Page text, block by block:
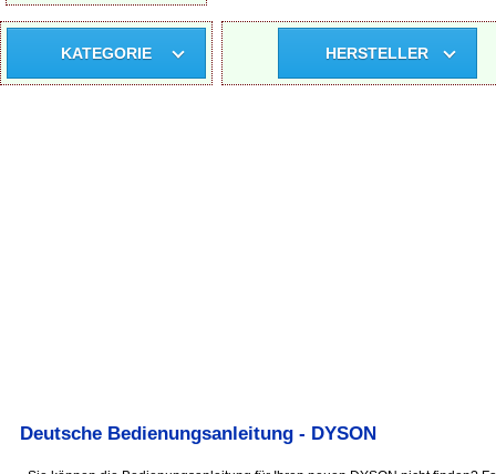
KATEGORIE HERSTELLER
Deutsche Bedienungsanleitung - DYSON